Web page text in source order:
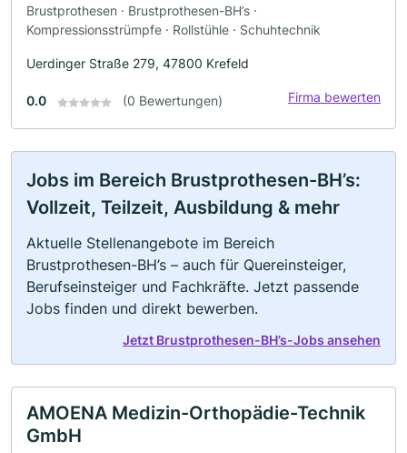
Brustprothesen · Brustprothesen-BH’s ·
Kompressionsstrümpfe · Rollstühle · Schuhtechnik
Uerdinger Straße 279, 47800 Krefeld
0.0 (0 Bewertungen) Firma bewerten
Jobs im Bereich Brustprothesen-BH’s:
Vollzeit, Teilzeit, Ausbildung & mehr
Aktuelle Stellenangebote im Bereich
Brustprothesen-BH’s – auch für Quereinsteiger,
Berufseinsteiger und Fachkräfte. Jetzt passende
Jobs finden und direkt bewerben.
Jetzt Brustprothesen-BH’s-Jobs ansehen
AMOENA Medizin-Orthopädie-Technik
GmbH